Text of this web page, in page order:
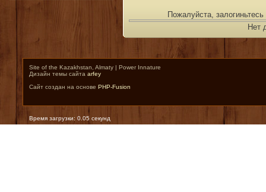
Пожалуйста,
Нет
Site of the Kazakhstan, Almaty | Power Innature
Дизайн темы сайта arfey
Сайт создан на основе PHP-Fusion
Время загрузки: 0.05 секунд